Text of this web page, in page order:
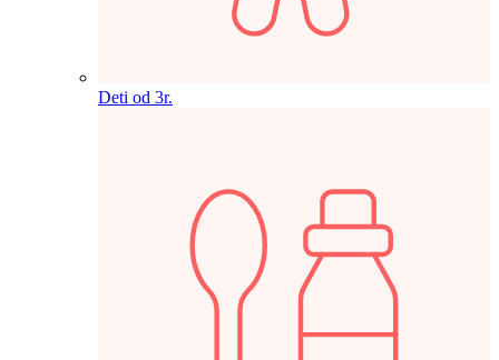
Deti od 3r.